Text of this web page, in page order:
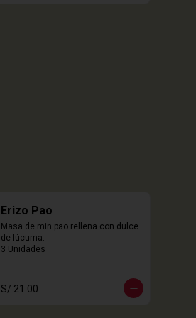
Erizo Pao
Masa de min pao rellena con dulce
de lúcuma.
3 Unidades
S/ 21.00